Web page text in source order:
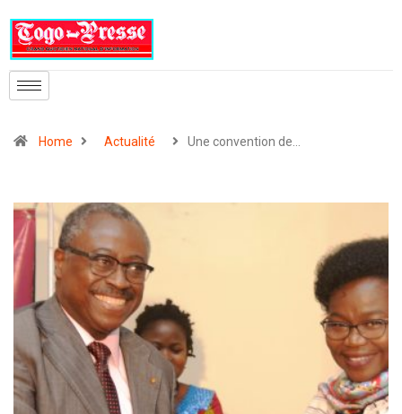
Home Actualité Une convention de…